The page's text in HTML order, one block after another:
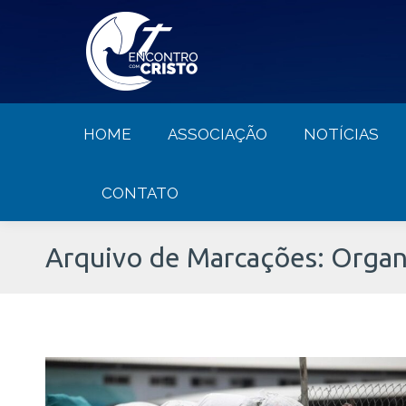
HOME ASSOCIAÇÃO NOTÍCIAS
CONTATO
Arquivo de Marcações:
HOME